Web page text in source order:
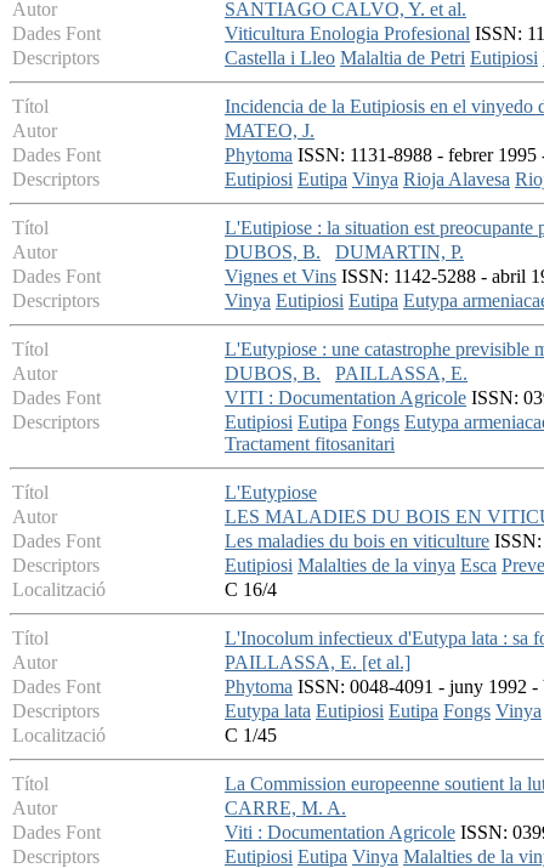
Autor
SANTIAGO CALVO, Y. et al.
Dades Font
Viticultura Enologia Profesional ISSN:
Descriptors
Castella i Lleo Malaltia de Petri Eutipiosi
Títol
Incidencia de la Eutipiosis en el vinyedo
Autor
MATEO, J.
Dades Font
Phytoma ISSN: 1131-8988 - febrer
Descriptors
Eutipiosi Eutipa Vinya Rioja Alavesa
Títol
L'Eutipiose : la situation est
Autor
DUBOS, B.
DUMARTIN, P.
Dades Font
Vignes et Vins ISSN: 1142-5288 - abril
Descriptors
Vinya Eutipiosi Eutipa Eutypa
Títol
L'Eutypiose : une catastrophe previsible
Autor
DUBOS, B.
PAILLASSA, E.
Dades Font
VITI : Documentation Agricole ISSN:
Descriptors
Eutipiosi Eutipa Fongs Eutypa
Tractament fitosanitari
Títol
L'Eutypiose
Autor
LES MALADIES DU BOIS EN
Dades Font
Les maladies du bois en viticulture
Descriptors
Eutipiosi Malalties de la vinya Esca
Localització
C 16/4
Títol
L'Inocolum infectieux d'Eutypa lata : sa
Autor
PAILLASSA, E. [et al.]
Dades Font
Phytoma ISSN: 0048-4091 - juny 1992
Descriptors
Eutypa lata Eutipiosi Eutipa Fongs Vinya
Localització
C 1/45
Títol
La Commission europeenne soutient la
Autor
CARRE, M. A.
Dades Font
Viti : Documentation Agricole ISSN:
Descriptors
Eutipiosi Eutipa Vinya Malalties de la